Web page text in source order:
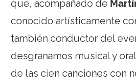
que, acompañado de
conocido artísticamente
también conductor del
desgranamos musical y
de las cien canciones con